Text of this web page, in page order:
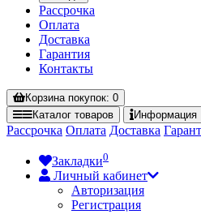
Рассрочка
Оплата
Доставка
Гарантия
Контакты
Корзинапокупок: 0
Каталог товаров Информация
Рассрочка Оплата Доставка
Закладки0
Личный кабинет
Авторизация
Регистрация